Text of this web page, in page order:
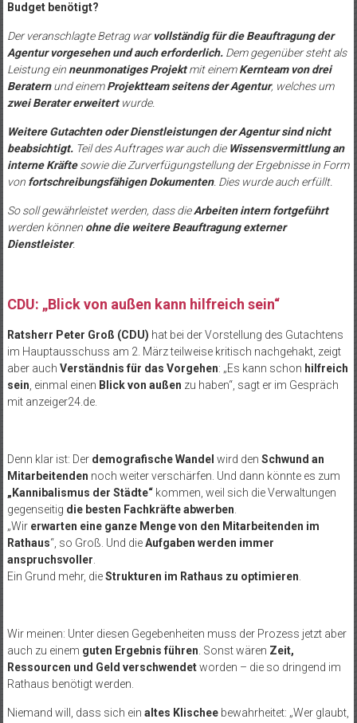
Budget benötigt?
Der veranschlagte Betrag warvollständig für die Beauftragung der
Agentur vorgesehen und auch erforderlich.Dem gegenüber steht als
Leistung einneunmonatiges Projektmit einemKernteam von drei
Beraternund einemProjektteam seitens der Agentur, welches um
zwei Berater erweitertwurde.
Weitere Gutachten oder Dienstleistungen der Agentur sind nicht
beabsichtigt.Teil des Auftrages war auch die Wissensvermittlung an
interne Kräftesowie die Zurverfügungstellung der Ergebnisse in Form
von fortschreibungsfähigen Dokumenten. Dies wurde auch erfüllt.
So soll gewährleistet werden, dass dieArbeiten intern fortgeführt
werden können ohne die weitere Beauftragung externer
Dienstleister.
CDU: „Blick von außen kann hilfreich sein“
Ratsherr Peter Groß (CDU) hat bei der Vorstellung des Gutachtens
im Hauptausschuss am 2. März teilweise kritisch nachgehakt, zeigt
aber auch Verständnis für das Vorgehen: „Es kann schon hilfreich
sein, einmal einen Blick von außen zu haben“, sagt er im Gespräch
mit anzeiger24.de.
Denn klar ist: Der demografische Wandel wird den Schwund an
Mitarbeitenden noch weiter verschärfen. Und dann könnte es zum
„Kannibalismus der Städte“kommen, weil sich die Verwaltungen
gegenseitig die besten Fachkräfte abwerben.
„Wir erwarten eine ganze Menge von den Mitarbeitenden im
Rathaus“, so Groß. Und dieAufgaben werden immer
anspruchsvoller.
Ein Grund mehr, dieStrukturen im Rathaus zu optimieren.
Wir meinen: Unter diesen Gegebenheiten muss der Prozess jetzt aber
auch zu einem guten Ergebnis führen. Sonst wären Zeit,
Ressourcen und Geld verschwendetworden – die so dringend im
Rathaus benötigt werden.
Niemand will, dass sich ein altes Klischeebewahrheitet: „Wer glaubt,